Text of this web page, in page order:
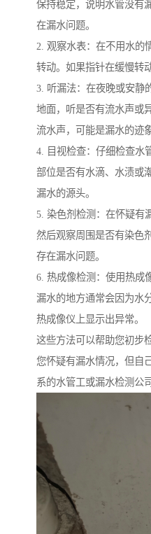
保持稳定，说明水管没有
在漏水问题。
2. 观察水表：在不用水的
转动。如果指针在缓慢转
3. 听漏法：在夜晚或安静
地面，听是否有流水声或
流水声，可能是漏水的迹象
4. 目视检查：仔细检查水
部位是否有水滴、水渍或
漏水的源头。
5. 染色剂检测：在怀疑有
然后观察周围是否有染色
存在漏水问题。
6. 热成像检测：使用热成
漏水的地方通常会因为水
热成像仪上显示出异常。
这些方法可以帮助您初步
您怀疑有漏水情况，但自
系的水管工或漏水检测公